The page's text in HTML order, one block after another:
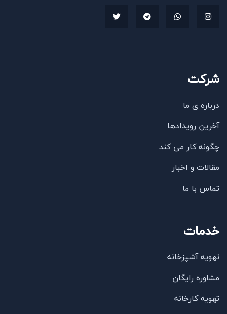
شرکت
درباره ی ما
آخرین رویدادها
چگونه کار می کند
مقالات و اخبار
تماس با ما
خدمات
تهویه آشپزخانه
مشاوره رایگان
تهویه کارخانه